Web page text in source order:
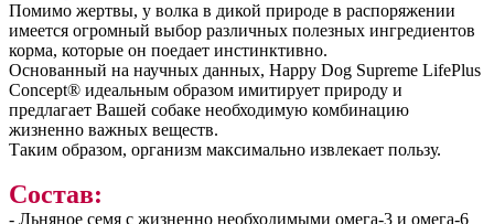
Помимо жертвы, у волка в дикой природе в распоряжении
имеется огромный выбор различных полезных ингредиентов
корма, которые он поедает инстинктивно.
Основанный на научных данных, Happy Dog Supreme LifePlus
Concept® идеальным образом имитирует природу и
предлагает Вашей собаке необходимую комбинацию
жизненно важных веществ.
Таким образом, организм максимально извлекает пользу.
Состав:
- Льняное семя с жизненно необходимыми омега-3 и омега-6